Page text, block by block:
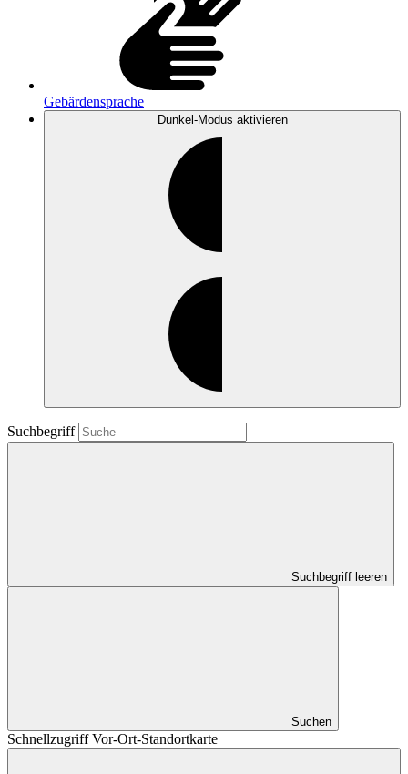
Gebärdensprache
Dunkel-Modus aktivieren
Suchbegriff
Suchbegriff leeren
Suchen
Schnellzugriff Vor-Ort-Standortkarte